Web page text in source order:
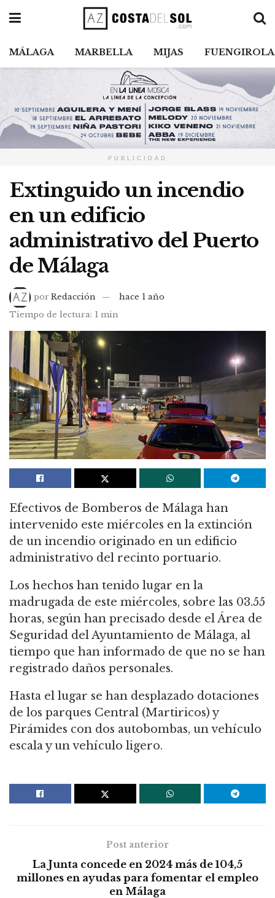
MÁLAGA MARBELLA MIJAS FUENGIROLA
PUBLICIDAD
Extinguido un incendio
en un edificio
administrativo del Puerto
de Málaga
por Redacción
hace 1 año
Tiempo de lectura: 1 min
Efectivos de Bomberos de Málaga han
intervenido este miércoles en la extinción
de un incendio originado en un edificio
administrativo del recinto portuario.
Los hechos han tenido lugar en la
madrugada de este miércoles, sobre las 03.55
horas, según han precisado desde el Área de
Seguridad del Ayuntamiento de Málaga, al
tiempo que han informado de que no se han
registrado daños personales.
Hasta el lugar se han desplazado dotaciones
de los parques Central (Martiricos) y
Pirámides con dos autobombas, un vehículo
escala y un vehículo ligero.
Post anterior
La Junta concede en 2024 más de 104,5
millones en ayudas para fomentar el empleo
en Málaga